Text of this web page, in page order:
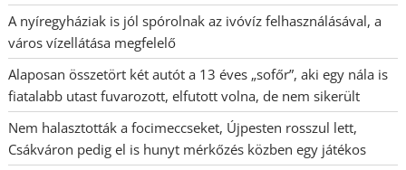
A nyíregyháziak is jól spórolnak az ivóvíz felhasználásával, a
város vízellátása megfelelő
Alaposan összetört két autót a 13 éves „sofőr”, aki egy nála is
fiatalabb utast fuvarozott, elfutott volna, de nem sikerült
Nem halasztották a focimeccseket, Újpesten rosszul lett,
Csákváron pedig el is hunyt mérkőzés közben egy játékos